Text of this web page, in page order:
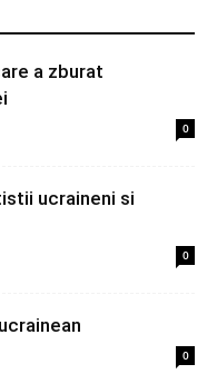
a zburat
0
ucraineni si
0
0